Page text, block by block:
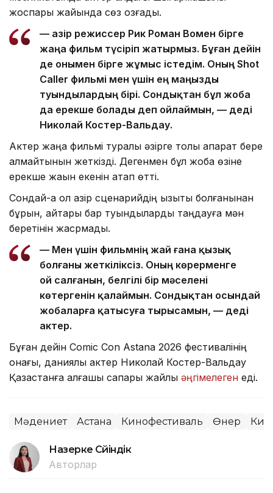
жоспары жайында сөз қозғады.
— Қазір режиссер Рик Роман Вомен бірге
жаңа фильм түсіріп жатырмыз. Бұған дейін
де онымен бірге жұмыс істедім. Оның Shot
Caller фильмі мен үшін ең маңызды
туындылардың бірі. Сондықтан бұл жоба
да ерекше болады деп ойлаймын, — деді
Николай Костер-Вальдау.
Актер жаңа фильмі туралы әзірге толық ақпарат бере
алмайтынын жеткізді. Дегенмен бұл жоба өзіне
ерекше жақын екенін атап өтті.
Сондай-ақ ол қазір сценарийдің қызықты болғанынан
бұрын, айтары бар туындыларды таңдауға мән
беретінін жасрмады.
— Мен үшін фильмнің жай ғана қызық
болғаны жеткіліксіз. Оның көрерменге
ой салғанын, белгілі бір мәселені
көтергенін қалаймын. Сондықтан осындай
жобаларға қатысуға тырысамын, — деді
актер.
Бұған дейін Comic Con Astana 2026 фестивалінің
қонағы, даниялық актер Николай Костер-Вальдау
Қазақстанға алғашқы сапары жайлы әңгімелеген еді.
Мәдениет Астана Кинофестиваль Өнер
Назерке Сүйіндік
Авторлар